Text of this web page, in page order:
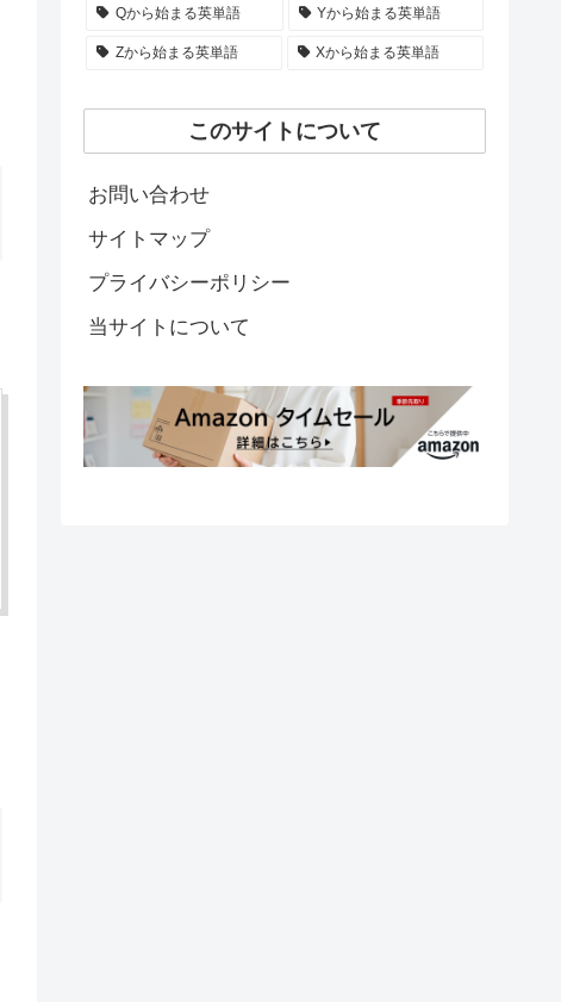
Qから始まる英単語 Yから始まる英単語
Zから始まる英単語 Xから始まる英単語
このサイトについて
お問い合わせ
サイトマップ
プライバシーポリシー
当サイトについて